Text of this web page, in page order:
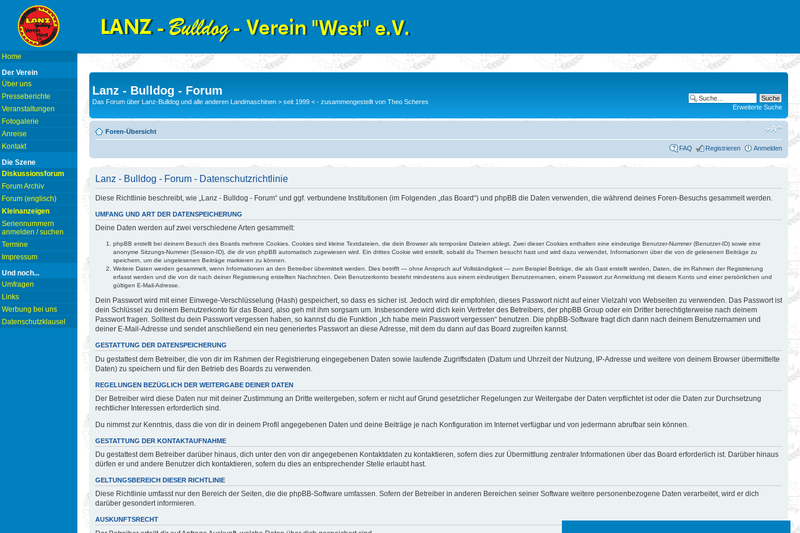
Home
Der Verein
Über uns
Presseberichte
Veranstaltungen
Fotogalerie
Anreise
Kontakt
Die Szene
Diskussionsforum
Forum Archiv
Forum (englisch)
Kleinanzeigen
Seriennummern
anmelden / suchen
Termine
Impressum
Und noch...
Umfragen
Links
Werbung bei uns
Datenschutzklausel
Lanz - Bulldog - Forum
Das Forum über Lanz-Bulldog und alle anderen Landmaschinen > seit 1999 < - zusammengestellt von Theo Scheres
Erweiterte Suche
Foren-Übersicht
FAQ Registrieren Anmelden
Lanz - Bulldog - Forum - Datenschutzrichtlinie
Diese Richtlinie beschreibt, wie „Lanz - Bulldog - Forum“ und ggf. verbundene Institutionen (im Folgenden „das Board“) und phpBB die Daten verwenden, die während deines Foren-Besuchs gesammelt werden.
UMFANG UND ART DER DATENSPEICHERUNG
Deine Daten werden auf zwei verschiedene Arten gesammelt:
phpBB erstellt bei deinem Besuch des Boards mehrere Cookies. Cookies sind kleine Textdateien, die dein Browser als temporäre Dateien ablegt. Zwei dieser Cookies enthalten eine eindeutige Benutzer-Nummer (Benutzer-ID) sowie eine
anonyme Sitzungs-Nummer (Session-ID), die dir von phpBB automatisch zugewiesen wird. Ein drittes Cookie wird erstellt, sobald du Themen besucht hast und wird dazu verwendet, Informationen über die von dir gelesenen Beiträge zu
speichern, um die ungelesenen Beiträge markieren zu können.
Weitere Daten werden gesammelt, wenn Informationen an den Betreiber übermittelt werden. Dies betrifft — ohne Anspruch auf Vollständigkeit — zum Beispiel Beiträge, die als Gast erstellt werden, Daten, die im Rahmen der Registrierung
erfasst werden und die von dir nach deiner Registrierung erstellten Nachrichten. Dein Benutzerkonto besteht mindestens aus einem eindeutigen Benutzernamen, einem Passwort zur Anmeldung mit diesem Konto und einer persönlichen und
gültigen E-Mail-Adresse.
Dein Passwort wird mit einer Einwege-Verschlüsselung (Hash) gespeichert, so dass es sicher ist. Jedoch wird dir empfohlen, dieses Passwort nicht auf einer Vielzahl von Webseiten zu verwenden. Das Passwort ist
dein Schlüssel zu deinem Benutzerkonto für das Board, also geh mit ihm sorgsam um. Insbesondere wird dich kein Vertreter des Betreibers, der phpBB Group oder ein Dritter berechtigterweise nach deinem
Passwort fragen. Solltest du dein Passwort vergessen haben, so kannst du die Funktion „Ich habe mein Passwort vergessen“ benutzen. Die phpBB-Software fragt dich dann nach deinem Benutzernamen und
deiner E-Mail-Adresse und sendet anschließend ein neu generiertes Passwort an diese Adresse, mit dem du dann auf das Board zugreifen kannst.
GESTATTUNG DER DATENSPEICHERUNG
Du gestattest dem Betreiber, die von dir im Rahmen der Registrierung eingegebenen Daten sowie laufende Zugriffsdaten (Datum und Uhrzeit der Nutzung, IP-Adresse und weitere von deinem Browser übermittelte
Daten) zu speichern und für den Betrieb des Boards zu verwenden.
REGELUNGEN BEZÜGLICH DER WEITERGABE DEINER DATEN
Der Betreiber wird diese Daten nur mit deiner Zustimmung an Dritte weitergeben, sofern er nicht auf Grund gesetzlicher Regelungen zur Weitergabe der Daten verpflichtet ist oder die Daten zur Durchsetzung
rechtlicher Interessen erforderlich sind.
Du nimmst zur Kenntnis, dass die von dir in deinem Profil angegebenen Daten und deine Beiträge je nach Konfiguration im Internet verfügbar und von jedermann abrufbar sein können.
GESTATTUNG DER KONTAKTAUFNAHME
Du gestattest dem Betreiber darüber hinaus, dich unter den von dir angegebenen Kontaktdaten zu kontaktieren, sofern dies zur Übermittlung zentraler Informationen über das Board erforderlich ist. Darüber hinaus
dürfen er und andere Benutzer dich kontaktieren, sofern du dies an entsprechender Stelle erlaubt hast.
GELTUNGSBEREICH DIESER RICHTLINIE
Diese Richtlinie umfasst nur den Bereich der Seiten, die die phpBB-Software umfassen. Sofern der Betreiber in anderen Bereichen seiner Software weitere personenbezogene Daten verarbeitet, wird er dich
darüber gesondert informieren.
AUSKUNFTSRECHT